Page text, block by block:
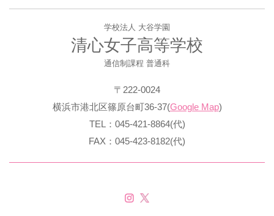
学校法人 大谷学園
清心女子高等学校
通信制課程 普通科
〒222-0024
横浜市港北区篠原台町36-37(Google Map)
TEL：045-421-8864(代)
FAX：045-423-8182(代)